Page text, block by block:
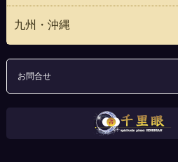
九州・沖縄
お問合せ